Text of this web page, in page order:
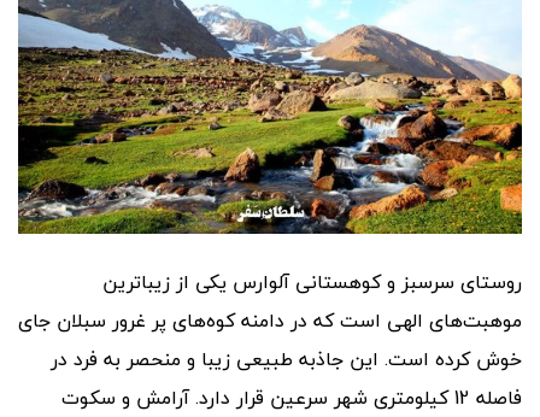
روستای سرسبز و کوهستانی آلوارس یکی از زیباترین
موهبت‌های الهی است که در دامنه کوه‌های پر غرور سبلان جای
خوش کرده است. این جاذبه طبیعی زیبا و منحصر به فرد در
فاصله 12 کیلومتری شهر سرعین قرار دارد. آرامش و سکوت